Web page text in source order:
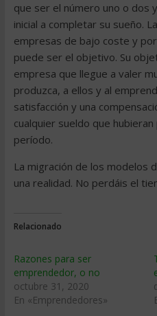
que ser el número uno o dos
inicial a completar su sueño.
empresas de bajo coste y
puede ser el objetivo. Su
empresa que llegue a valer
produzca, a ellos y al
satisfacción y una
cualquier sueldo que
período.
La migración de los modelos
una realidad. No perdáis el
Relacionado
Razones para ser
emprendedor, o no
octubre 31, 2020
En «Emprendedores»